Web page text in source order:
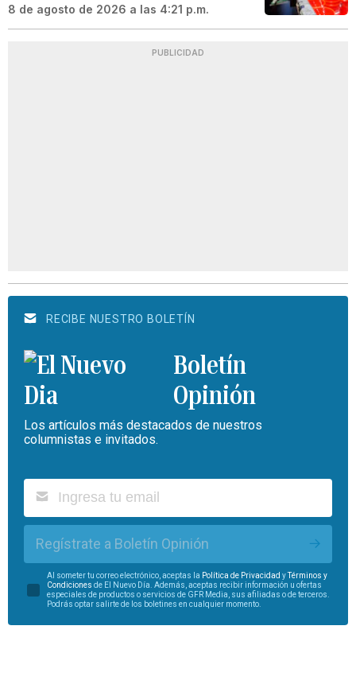
8 de agosto de 2026 a las 4:21 p.m.
PUBLICIDAD
RECIBE NUESTRO BOLETÍN
Boletín
Opinión
Los artículos más destacados de nuestros
columnistas e invitados.
Regístrate a Boletín Opinión
Al someter tu correo electrónico, aceptas la Política de Privacidad yTérminos y
Condiciones de El Nuevo Día. Además, aceptas recibir información u ofertas
especiales de productos o servicios de GFR Media, sus afiliadas o de terceros.
Podrás optar salirte de los boletines en cualquier momento.